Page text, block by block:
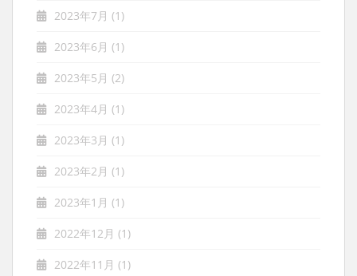
2023年7月 (1)
2023年6月 (1)
2023年5月 (2)
2023年4月 (1)
2023年3月 (1)
2023年2月 (1)
2023年1月 (1)
2022年12月 (1)
2022年11月 (1)